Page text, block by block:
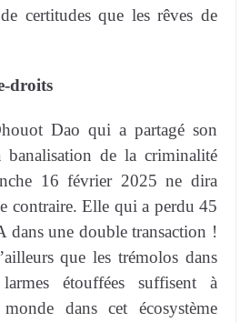
certitudes que les rêves de
droits
Dao qui a partagé son
banalisation de la criminalité
16 février 2025 ne dira
contraire. Elle qui a perdu 45
dans une double transaction !
que les trémolos dans
étouffées suffisent à
dans cet écosystème